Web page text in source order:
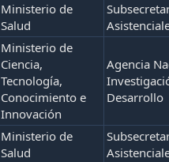
Ministerio de
Salud
Ministerio de
Ciencia,
Tecnología,
Conocimiento e
Innovación
Agencia
Desarrollo
Ministerio de
Salud